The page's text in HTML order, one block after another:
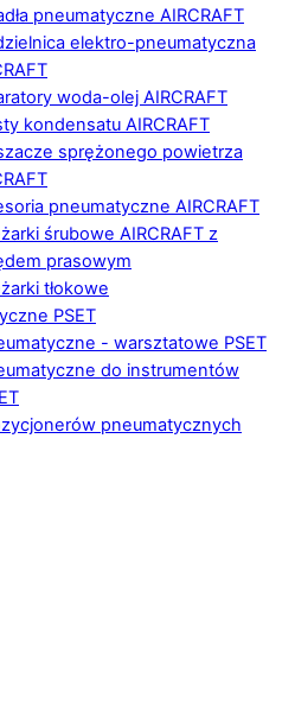
pneumatyczne AIRCRAFT
elektro-pneumatyczna
woda-olej AIRCRAFT
kondensatu AIRCRAFT
sprężonego powietrza
pneumatyczne AIRCRAFT
śrubowe AIRCRAFT z
prasowym
tłokowe
PSET
- warsztatowe PSET
do instrumentów
pneumatycznych